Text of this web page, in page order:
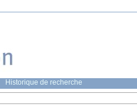
Historique de recherche